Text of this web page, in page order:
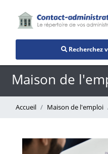
Recherchez
Maison de
Accueil Maison de l'emploi